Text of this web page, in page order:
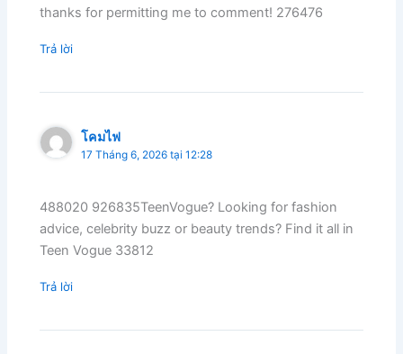
thanks for permitting me to comment! 276476
Trả lời
โคมไฟ
17 Tháng 6, 2026 tại 12:28
488020 926835TeenVogue? Looking for fashion
advice, celebrity buzz or beauty trends? Find it all in
Teen Vogue 33812
Trả lời